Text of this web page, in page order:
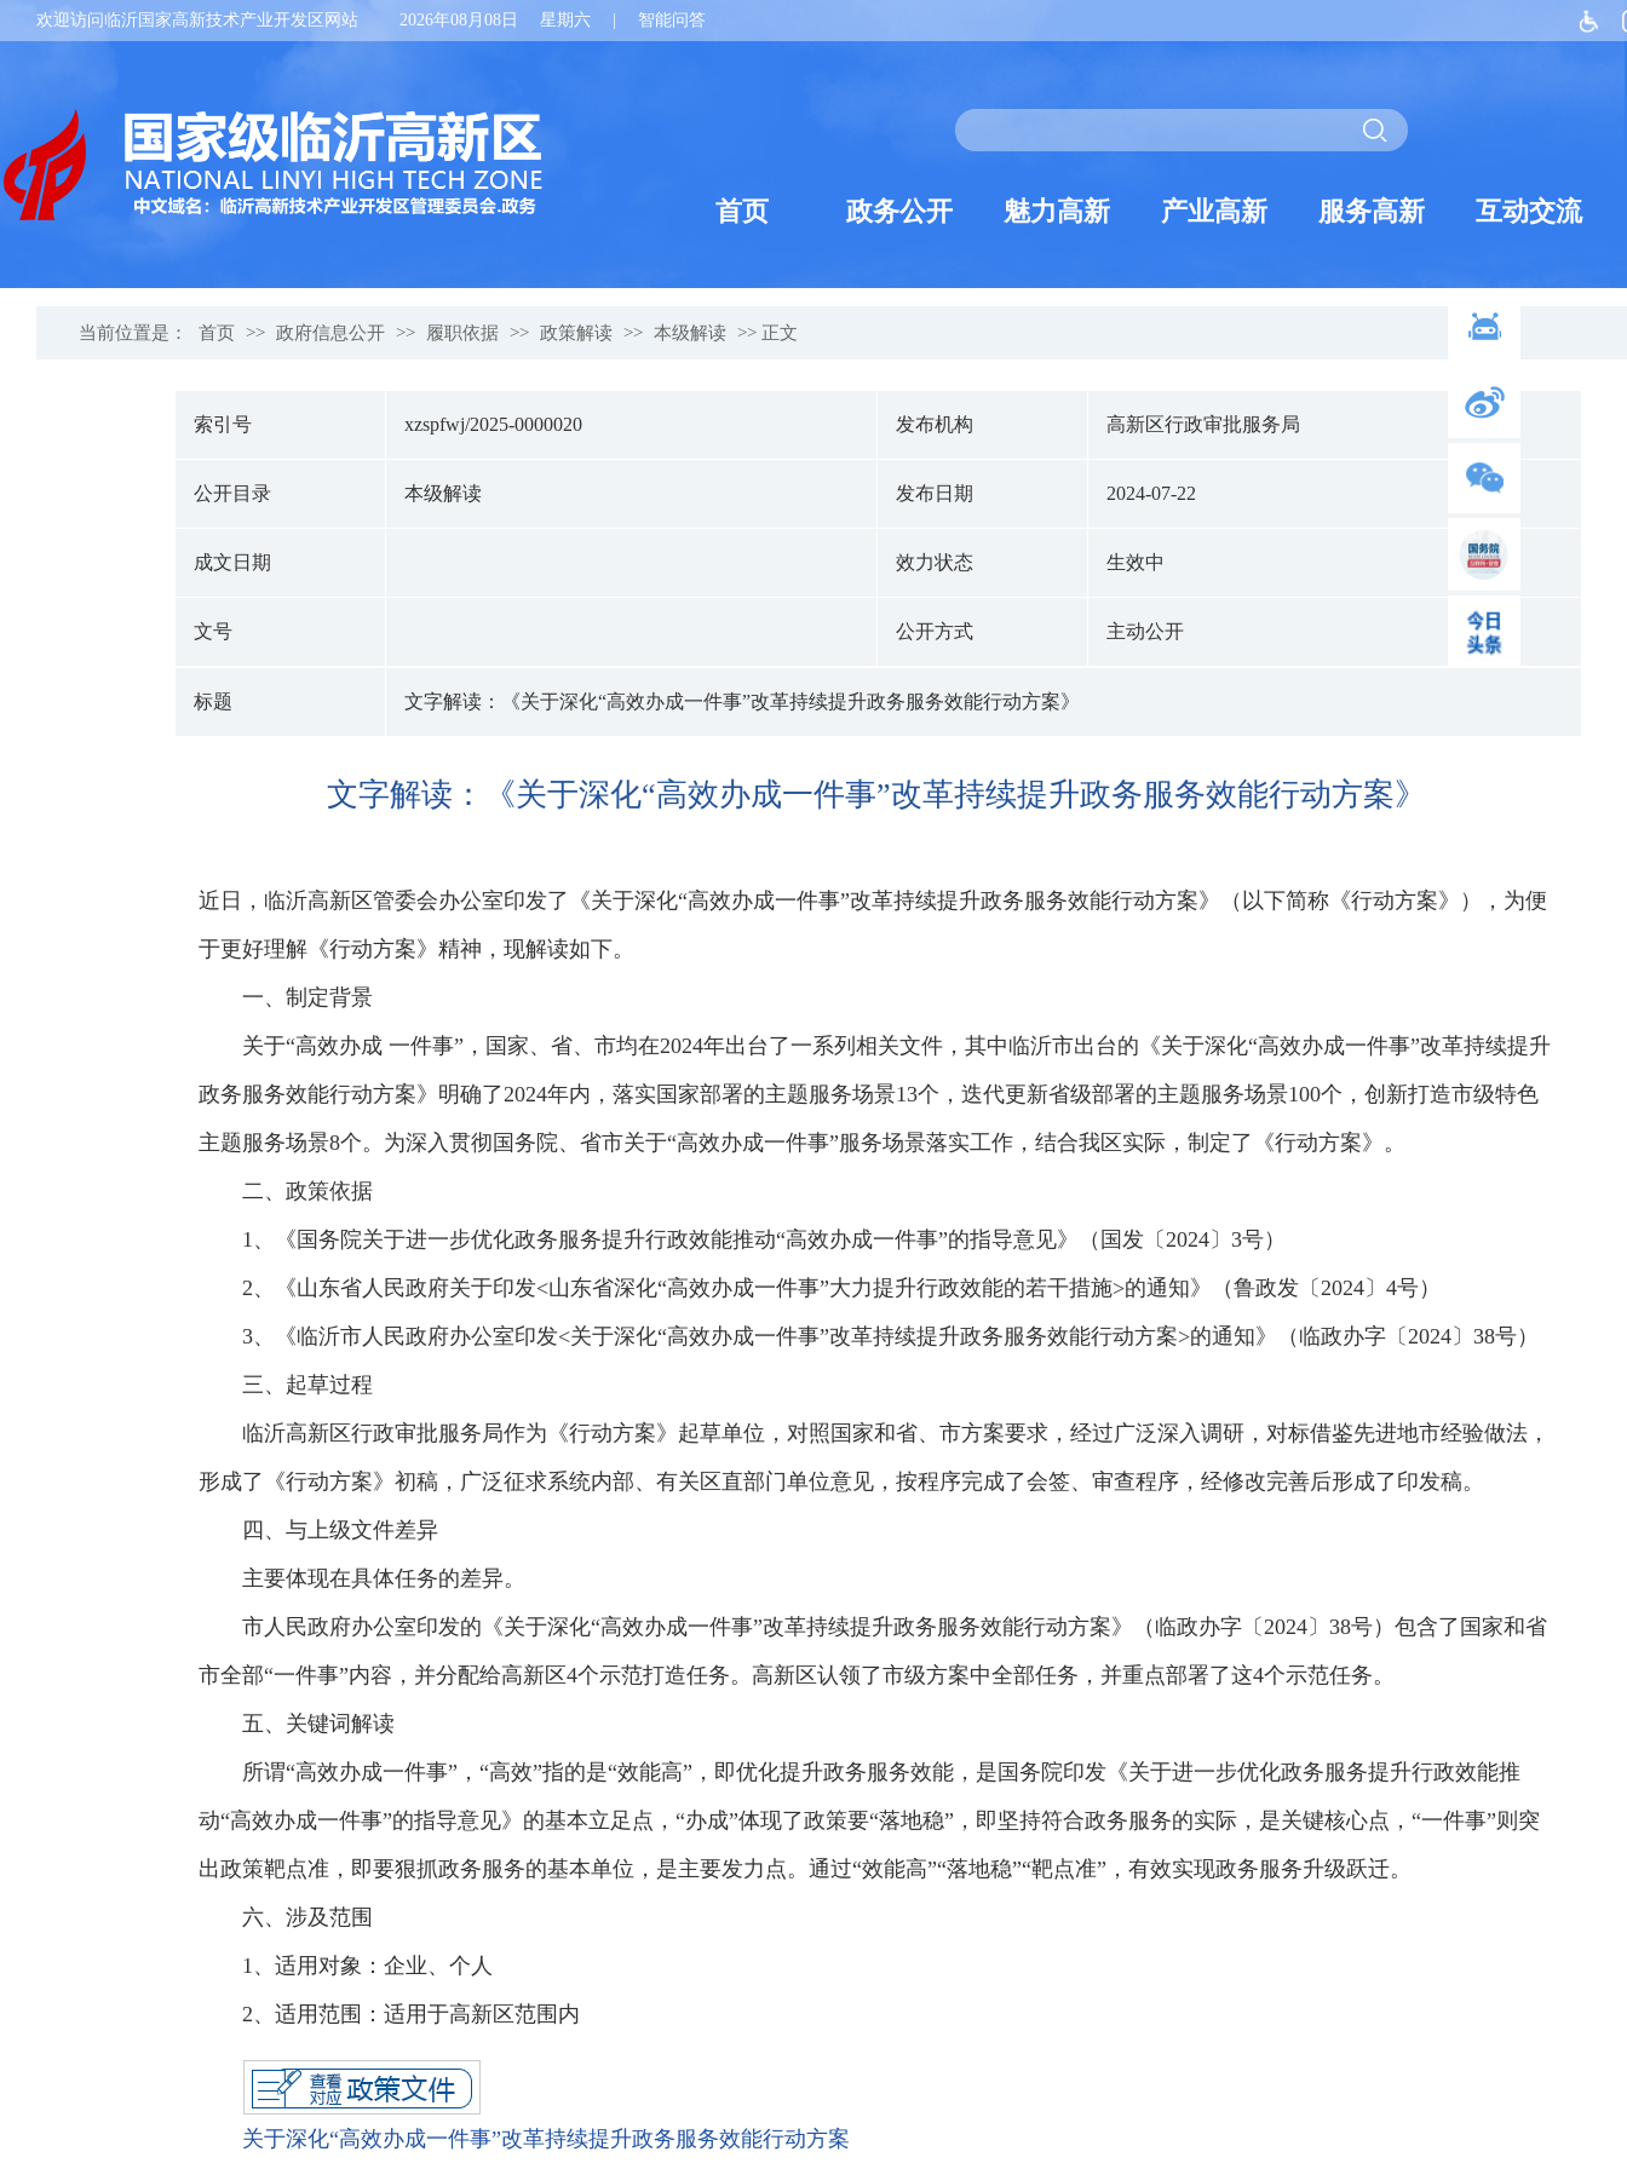
欢迎访问临沂国家高新技术产业开发区网站 2026年08月08日 星期六 智能问答
首页 政务公开 魅力高新 产业高新 服务高新 互动交流
当前位置是： 首页 >> 政府信息公开 >> 履职依据 >> 政策解读 >> 本级解读 >> 正文
索引号 xzspfwj/2025-0000020 发布机构 高新区行政审批服务局
公开目录 本级解读 发布日期 2024-07-22
成文日期 效力状态 生效中
文号 公开方式 主动公开
标题 文字解读：《关于深化“高效办成一件事”改革持续提升政务服务效能行动方案》
文字解读：《关于深化“高效办成一件事”改革持续提升政务服务效能行动方案》
近日，临沂高新区管委会办公室印发了《关于深化“高效办成一件事”改革持续提升政务服务效能行动方案》（以下简称《行动方案》），为便
于更好理解《行动方案》精神，现解读如下。
一、制定背景
关于“高效办成 一件事”，国家、省、市均在2024年出台了一系列相关文件，其中临沂市出台的《关于深化“高效办成一件事”改革持续提升
政务服务效能行动方案》明确了2024年内，落实国家部署的主题服务场景13个，迭代更新省级部署的主题服务场景100个，创新打造市级特色
主题服务场景8个。为深入贯彻国务院、省市关于“高效办成一件事”服务场景落实工作，结合我区实际，制定了《行动方案》。
二、政策依据
1、《国务院关于进一步优化政务服务提升行政效能推动“高效办成一件事”的指导意见》（国发〔2024〕3号）
2、《山东省人民政府关于印发<山东省深化“高效办成一件事”大力提升行政效能的若干措施>的通知》（鲁政发〔2024〕4号）
3、《临沂市人民政府办公室印发<关于深化“高效办成一件事”改革持续提升政务服务效能行动方案>的通知》（临政办字〔2024〕38号）
三、起草过程
临沂高新区行政审批服务局作为《行动方案》起草单位，对照国家和省、市方案要求，经过广泛深入调研，对标借鉴先进地市经验做法，
形成了《行动方案》初稿，广泛征求系统内部、有关区直部门单位意见，按程序完成了会签、审查程序，经修改完善后形成了印发稿。
四、与上级文件差异
主要体现在具体任务的差异。
市人民政府办公室印发的《关于深化“高效办成一件事”改革持续提升政务服务效能行动方案》（临政办字〔2024〕38号）包含了国家和省
市全部“一件事”内容，并分配给高新区4个示范打造任务。高新区认领了市级方案中全部任务，并重点部署了这4个示范任务。
五、关键词解读
所谓“高效办成一件事”，“高效”指的是“效能高”，即优化提升政务服务效能，是国务院印发《关于进一步优化政务服务提升行政效能推
动“高效办成一件事”的指导意见》的基本立足点，“办成”体现了政策要“落地稳”，即坚持符合政务服务的实际，是关键核心点，“一件事”则突
出政策靶点准，即要狠抓政务服务的基本单位，是主要发力点。通过“效能高”“落地稳”“靶点准”，有效实现政务服务升级跃迁。
六、涉及范围
1、适用对象：企业、个人
2、适用范围：适用于高新区范围内
关于深化“高效办成一件事”改革持续提升政务服务效能行动方案